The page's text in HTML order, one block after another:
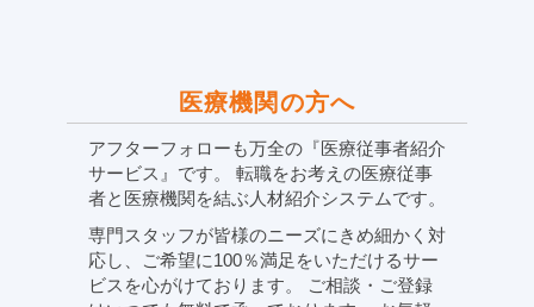
医療機関の方へ
アフターフォローも万全の『医療従事者紹介
サービス』です。 転職をお考えの医療従事
者と医療機関を結ぶ人材紹介システムです。
専門スタッフが皆様のニーズにきめ細かく対
応し、ご希望に100％満足をいただけるサー
ビスを心がけております。 ご相談・ご登録